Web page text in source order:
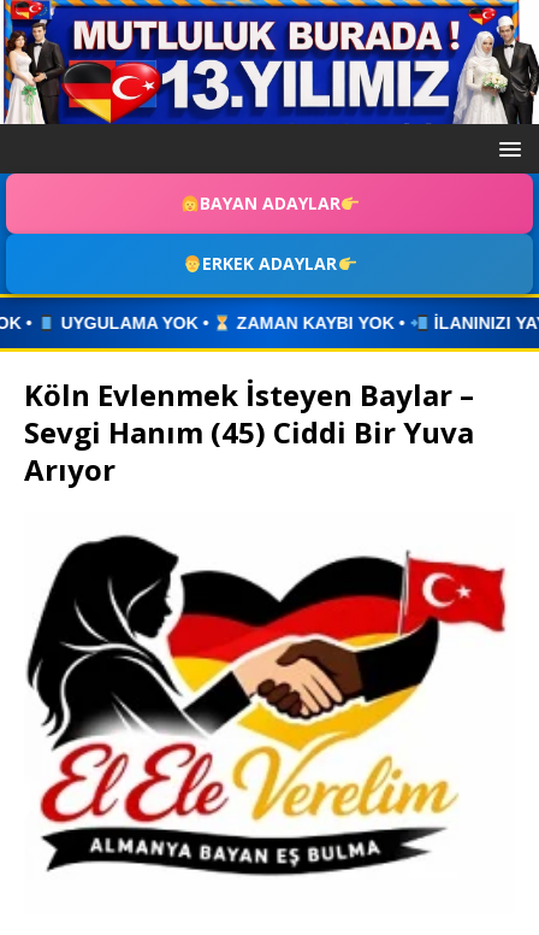
BAYAN ADAYLAR
ERKEK ADAYLAR
ZAMAN KAYBI YOK • İLANINIZI YAYINLAYIN • WHATSAPP
Köln Evlenmek İsteyen Baylar –
Sevgi Hanım (45) Ciddi Bir Yuva
Arıyor